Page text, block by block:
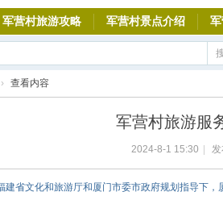
军营村旅游攻略 军营村景点介绍
› 查看内容
军营村旅游服
2024-8-1 15:30
建省文化和旅游厅和厦门市委市政府规划指导下